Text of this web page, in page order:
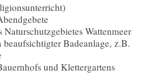
Wattenmeer
Badeanlage, z.B.
und Klettergartens